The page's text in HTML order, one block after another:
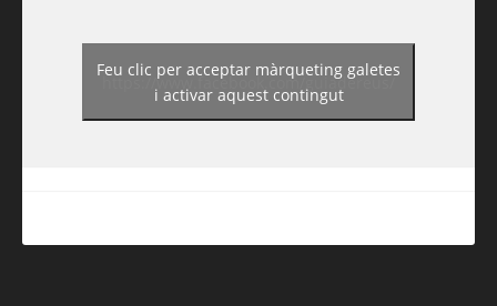
https://www.facebook.com/guiadereus/
Feu clic per acceptar màrqueting galetes
i activar aquest contingut